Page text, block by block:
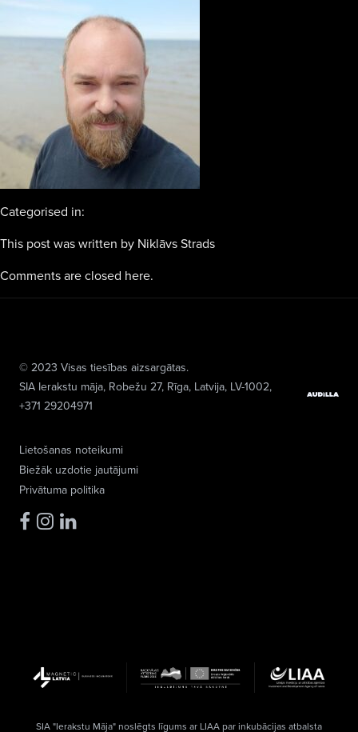
Categorised in:
This post was written by Niklāvs Strads
Comments are closed here.
Lietošanas noteikumi
Biežāk uzdotie jautājumi
Privātuma politika
© 2023 Visas tiesības aizsargātas.
SIA Ierakstu māja, Robežu 27, Rīga, Latvija, LV-1002,
+371 29204971
SIA "Ierakstu Māja" noslēgts līgums ar LIAA par inkubācijas atbalsta